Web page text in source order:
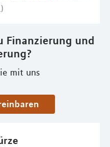
Finanzierung und
mit uns